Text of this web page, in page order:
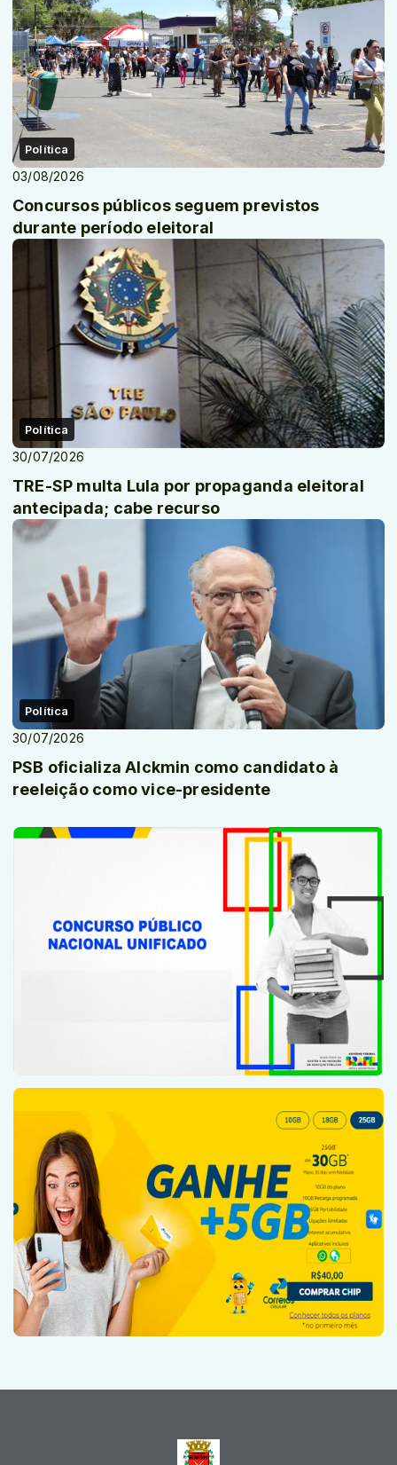
Política
03/08/2026
Concursos públicos seguem previstos
durante período eleitoral
Política
30/07/2026
TRE-SP multa Lula por propaganda eleitoral
antecipada; cabe recurso
Política
30/07/2026
PSB oficializa Alckmin como candidato à
reeleição como vice-presidente